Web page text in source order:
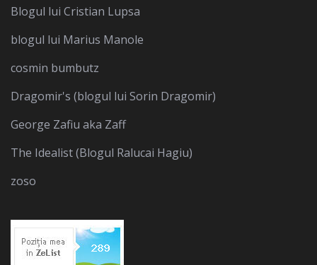
Blogul lui Cristian Lupsa
blogul lui Marius Manole
cosmin bumbutz
Dragomir's (blogul lui Sorin Dragomir)
George Zafiu aka Zaff
The Idealist (Blogul Ralucai Hagiu)
zoso